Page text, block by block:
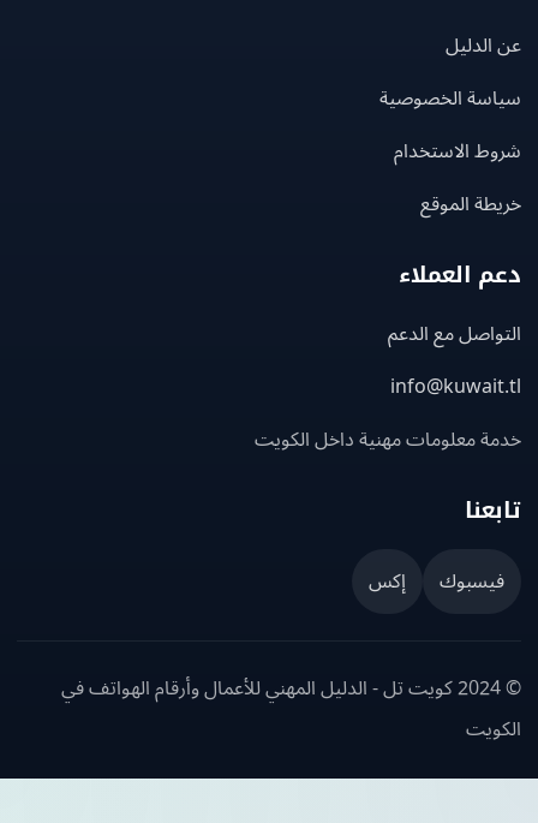
الخصوصية
الاستخدام
الموقع
العملاء
مع الدعم
معلومات مهنية داخل الكويت
إكس
© 2024 كويت تل - الدليل المهني للأعمال وأرقام الهواتف في